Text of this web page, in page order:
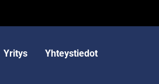
Yritys Yhteystiedot